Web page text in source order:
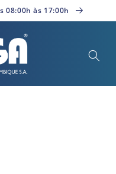
08:00h às 17:00h